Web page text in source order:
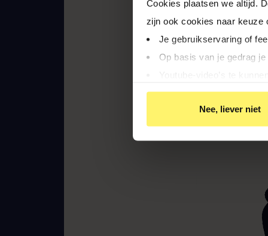
Cookies plaatsen we altijd.
zijn ook cookies naar keuze
Je gebruikservaring of
Op basis van je gedrag
Relevante aanbiedingen
Gepersonaliseerde
Door op ‘Ja, nu
Nee, liever niet
De vraag van
van klanten die
een
een beetje